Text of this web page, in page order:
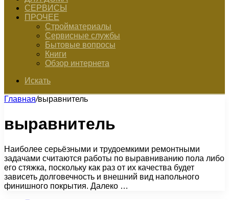
СЕРВИСЫ
ПРОЧЕЕ
Стройматериалы
Сервисные службы
Бытовые вопросы
Книги
Обзор интернета
Искать
Главная/выравнитель
выравнитель
Наиболее серьёзными и трудоемкими ремонтными
задачами считаются работы по выравниванию пола либо
его стяжка, поскольку как раз от их качества будет
зависеть долговечность и внешний вид напольного
финишного покрытия. Далеко …